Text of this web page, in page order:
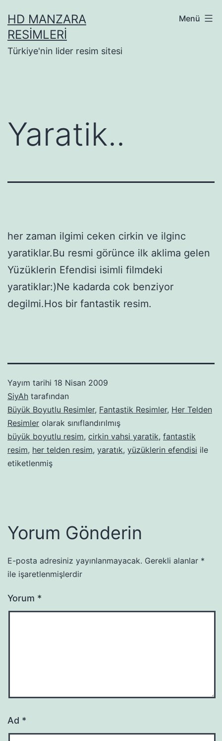
geçHD MANZARA
RESIMLERI
Türkiye'nin lider resim sitesi
Menü
Yaratik..
her zaman ilgimi ceken cirkin ve ilginc
yaratiklar.Bu resmi görünce ilk aklima gelen
Yüzüklerin Efendisi isimli filmdeki
yaratiklar:)Ne kadarda cok benziyor
degilmi.Hos bir fantastik resim.
Yayım tarihi 18 Nisan 2009
SiyAh tarafından
Büyük Boyutlu Resimler, Fantastik Resimler, Her Telden
Resimler olarak sınıflandırılmış
büyük boyutlu resim, cirkin vahsi yaratik, fantastik
resim, her telden resim, yaratık, yüzüklerin efendisi ile
etiketlenmiş
Yorum Gönderin
E-posta adresiniz yayınlanmayacak. Gerekli alanlar *
ile işaretlenmişlerdir
Yorum *
Ad *